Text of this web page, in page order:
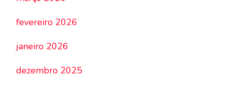
fevereiro 2026
janeiro 2026
dezembro 2025